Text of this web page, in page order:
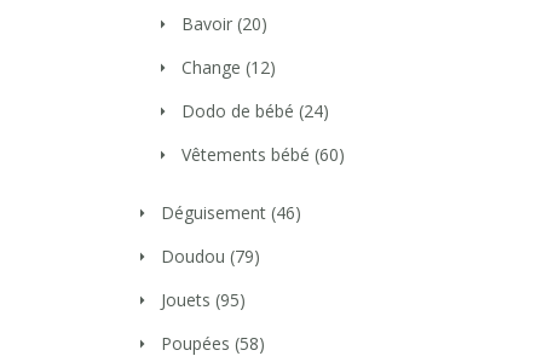
Bavoir (20)
Change (12)
Dodo de bébé (24)
Vêtements bébé (60)
Déguisement (46)
Doudou (79)
Jouets (95)
Poupées (58)